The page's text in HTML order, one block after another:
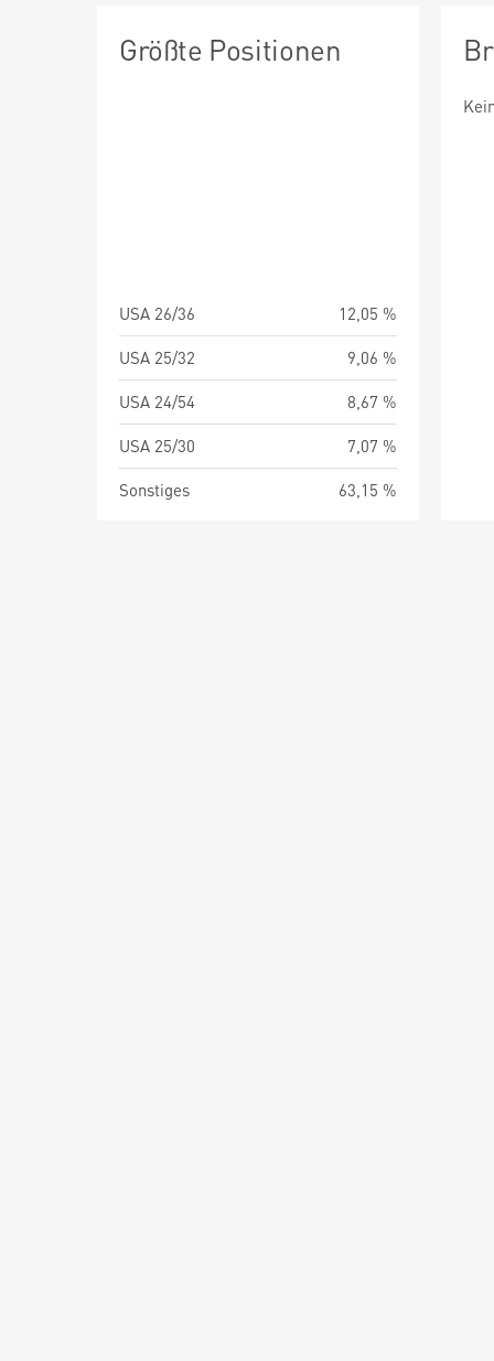
Größte Positionen
USA 26/36
12,05 %
USA 25/32
9,06 %
USA 24/54
8,67 %
USA 25/30
7,07 %
Sonstiges
63,15 %